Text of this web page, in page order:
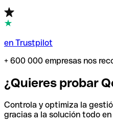
en Trustpilot
+ 600 000 empresas nos
¿Quieres probar
Controla y optimiza la
gracias a la solución todo